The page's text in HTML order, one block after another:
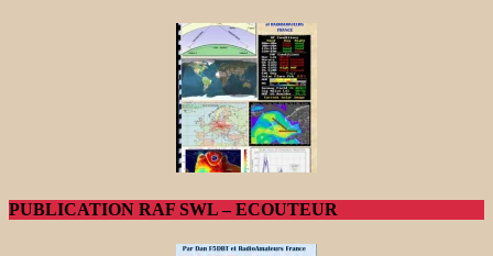
PUBLICATION RAF SWL – ECOUTEUR